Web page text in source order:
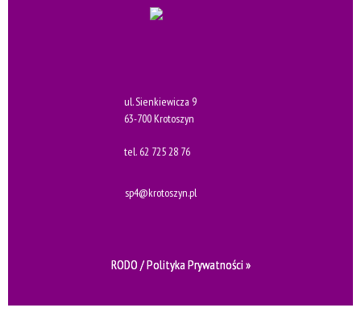
ul. Sienkiewicza 9
63-700 Krotoszyn
tel. 62 725 28 76
sp4@krotoszyn.pl
RODO / Polityka Prywatności »